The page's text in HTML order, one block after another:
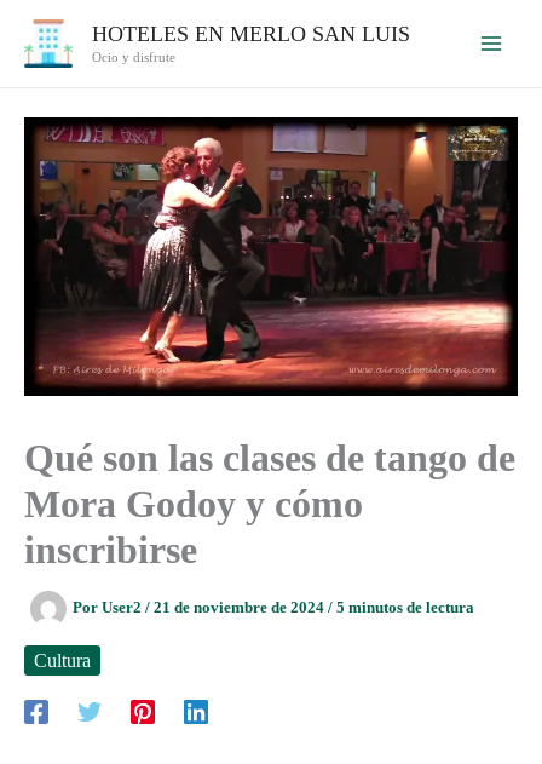
HOTELES EN MERLO SAN LUIS
Ocio y disfrute
Qué son las clases de tango de
Mora Godoy y cómo
inscribirse
Por User2 / 21 de noviembre de 2024 / 5 minutos de lectura
Cultura